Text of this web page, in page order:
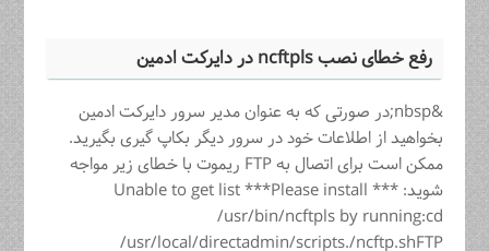
رفع خطای نصب ncftpls در دایرکت ادمین
&nbsp;در صورتی که به عنوان مدیر سرور دایرکت ادمین
بخواهید از اطلاعات خود در سرور دیگر بکاپ گیری بگیرید.
ممکن است برای اتصال به FTP ریموت با خطای زیر مواجه
شوید: *** Unable to get list ***Please install
/usr/bin/ncftpls by running:cd
/usr/local/directadmin/scripts./ncftp.shFTP